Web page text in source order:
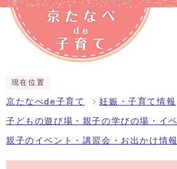
スマートフォン表示用の情報をスキ
現在位置
京たなべde子育て 妊娠・子育て情報
子どもの遊び場・親子の学びの場・イ
親子のイベント・講習会・お出かけ情報